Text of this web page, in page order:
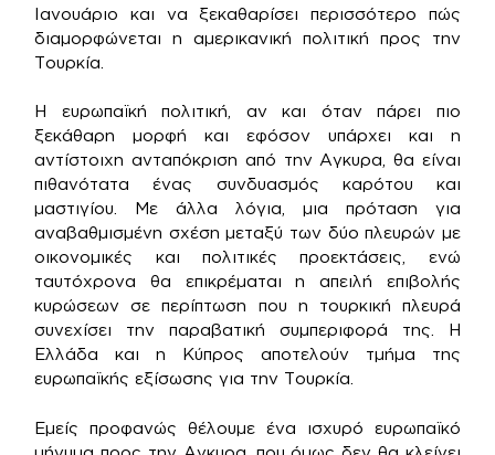
Ιανουάριο και να ξεκαθαρίσει περισσότερο πώς
διαμορφώνεται η αμερικανική πολιτική προς την
Τουρκία.
Η ευρωπαϊκή πολιτική, αν και όταν πάρει πιο
ξεκάθαρη μορφή και εφόσον υπάρχει και η
αντίστοιχη ανταπόκριση από την Αγκυρα, θα είναι
πιθανότατα ένας συνδυασμός καρότου και
μαστιγίου. Με άλλα λόγια, μια πρόταση για
αναβαθμισμένη σχέση μεταξύ των δύο πλευρών με
οικονομικές και πολιτικές προεκτάσεις, ενώ
ταυτόχρονα θα επικρέμαται η απειλή επιβολής
κυρώσεων σε περίπτωση που η τουρκική πλευρά
συνεχίσει την παραβατική συμπεριφορά της. Η
Ελλάδα και η Κύπρος αποτελούν τμήμα της
ευρωπαϊκής εξίσωσης για την Τουρκία.
Εμείς προφανώς θέλουμε ένα ισχυρό ευρωπαϊκό